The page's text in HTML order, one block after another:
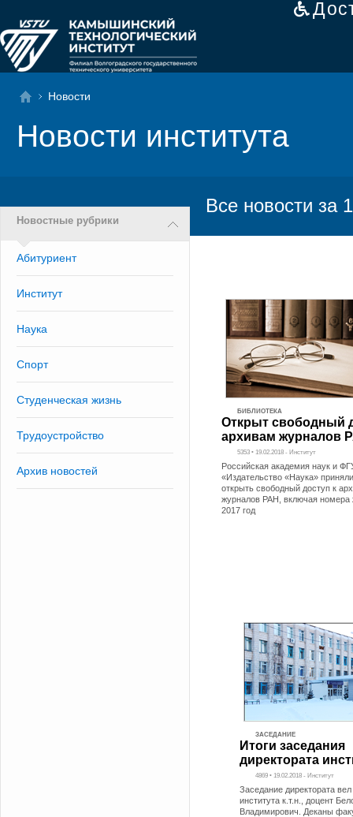
Новости
Новости института
Новостные рубрики
Абитуриент
Институт
Наука
Спорт
Студенческая жизнь
Трудоустройство
Архив новостей
Все новости за
БИБЛИОТЕКА
Открыт свободный
архивам журналов
5353 • 19.02.2018 - Институт
Российская академия наук и
«Издательство «Наука»
открыть свободный доступ к
журналов РАН, включая номера
2017 год
ЗАСЕДАНИЕ
Итоги заседания
директората
4869 • 19.02.2018 - Институт
Заседание директората вел
института к.т.н., доцент
Владимирович. Деканы